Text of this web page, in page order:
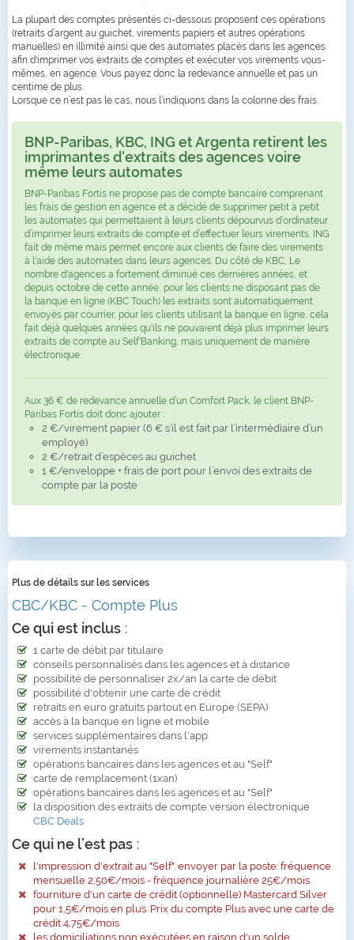
La plupart des comptes présentés ci-dessous proposent ces opérations
(retraits d’argent au guichet, virements papiers et autres opérations
manuelles) en illimité ainsi que des automates placés dans les agences
afin d'imprimer vos extraits de comptes et exécuter vos virements vous-
mêmes, en agence. Vous payez donc la redevance annuelle et pas un
centime de plus.
Lorsque ce n’est pas le cas, nous l’indiquons dans la colonne des frais.
BNP-Paribas, KBC, ING et Argenta retirent les
imprimantes d'extraits des agences voire
même leurs automates
BNP-Paribas Fortis ne propose pas de compte bancaire comprenant
les frais de gestion en agence et a décidé de supprimer petit à petit
les automates qui permettaient à leurs clients dépourvus d’ordinateur
d’imprimer leurs extraits de compte et d’effectuer leurs virements. ING
fait de même mais permet encore aux clients de faire des virements
à l'aide des automates dans leurs agences. Du côté de KBC, Le
nombre d'agences a fortement diminué ces dernières années, et
depuis octobre de cette année, pour les clients ne disposant pas de
la banque en ligne (KBC Touch) les extraits sont automatiquement
envoyés par courrier, pour les clients utilisant la banque en ligne, cela
fait déjà quelques années qu'ils ne pouvaient déjà plus imprimer leurs
extraits de compte au Self'Banking, mais uniquement de manière
électronique.
Aux 36 € de redevance annuelle d’un Comfort Pack, le client BNP-
Paribas Fortis doit donc ajouter :
2 €/virement papier (6 € s’il est fait par l’intermédiaire d’un
employé)
2 €/retrait d’espèces au guichet
1 €/enveloppe + frais de port pour l’envoi des extraits de
compte par la poste
Plus de détails sur les services
CBC/KBC - Compte Plus
Ce qui est inclus :
1 carte de débit par titulaire
conseils personnalisés dans les agences et à distance
possibilité de personnaliser 2x/an la carte de débit
possibilité d'obtenir une carte de crédit
retraits en euro gratuits partout en Europe (SEPA)
accès à la banque en ligne et mobile
services supplémentaires dans l'app
virements instantanés
opérations bancaires dans les agences et au "Self"
carte de remplacement (1xan)
opérations bancaires dans les agences et au "Self"
la disposition des extraits de compte version électronique
CBC Deals
Ce qui ne l’est pas :
l'impression d'extrait au "Self". envoyer par la poste: fréquence
mensuelle 2,50€/mois - fréquence journalière 25€/mois.
fourniture d'un carte de crédit (optionnelle) Mastercard Silver
pour 1,5€/mois en plus. Prix du compte Plus avec une carte de
crédit 4,75€/mois.
les domiciliations non exécutées en raison d'un solde